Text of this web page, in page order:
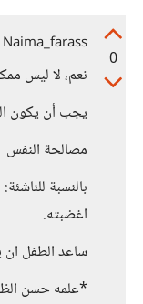
0
Naima_farass
نعم، لا ليس
يجب أن يكون
مصالحة النفس
بالنسبة
اغضبته.
ساعد الطفل
*علمه حسن